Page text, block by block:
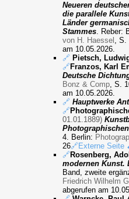
Neueren
die parallele
Länder
Stammes. Reber:
von H. Haessel , S.
am 10.05.2026.
🔗 Pietsch,
🔗Franzos, Karl
Deutsche
Bonz & Comp, S.
am 10.05.2026.
🔗 Hauptwerke
🔗
01.01.1889)
4. Berlin:
26🔗Externe Seite
🔗Rosenberg,
modernen Kunst.
Band, zweite
Friedrich Wilhelm
abgerufen am